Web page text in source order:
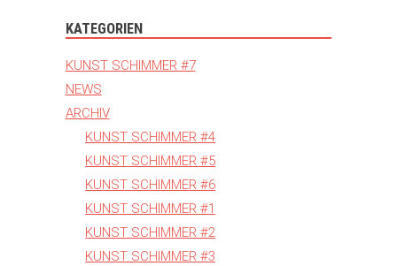
KATEGORIEN
KUNST SCHIMMER #7
NEWS
ARCHIV
KUNST SCHIMMER #4
KUNST SCHIMMER #5
KUNST SCHIMMER #6
KUNST SCHIMMER #1
KUNST SCHIMMER #2
KUNST SCHIMMER #3